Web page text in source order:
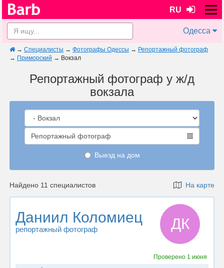
RU
Одесса
→ Специалисты → Фотографы Одессы → Репортажный фотограф
→ Приморский → Вокзал
Репортажный фотограф у ж/д
вокзала
Репортажный фотограф
Выезд на дом
Найдено 11 специалистов На карте
Даниил Коломиец
репортажный фотограф ДК
Проверено 1 июня